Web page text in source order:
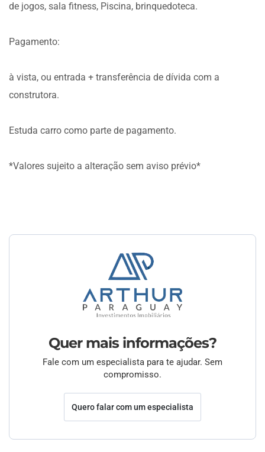
de jogos, sala fitness, Piscina, brinquedoteca.
Pagamento:
à vista, ou entrada + transferência de dívida com a
construtora.
Estuda carro como parte de pagamento.
*Valores sujeito a alteração sem aviso prévio*
Quer mais informações?
Fale com um especialista para te ajudar. Sem
compromisso.
Quero falar com um especialista